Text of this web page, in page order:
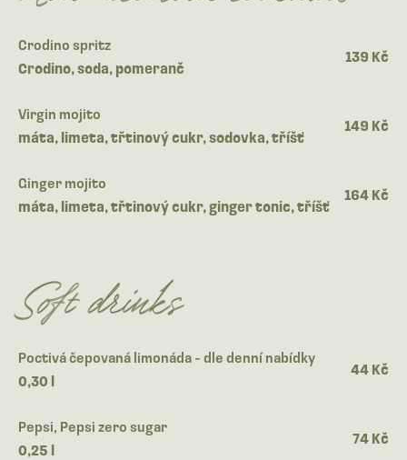
Crodino spritz
Crodino, soda, pomeranč
139 Kč
Virgin mojito
máta, limeta, třtinový cukr, sodovka, tříšť
149 Kč
Ginger mojito
máta, limeta, třtinový cukr, ginger tonic, tříšť
164 Kč
Soft drinks
Poctivá čepovaná limonáda - dle denní nabídky
0,30 l
44 Kč
Pepsi, Pepsi zero sugar
0,25 l
74 Kč